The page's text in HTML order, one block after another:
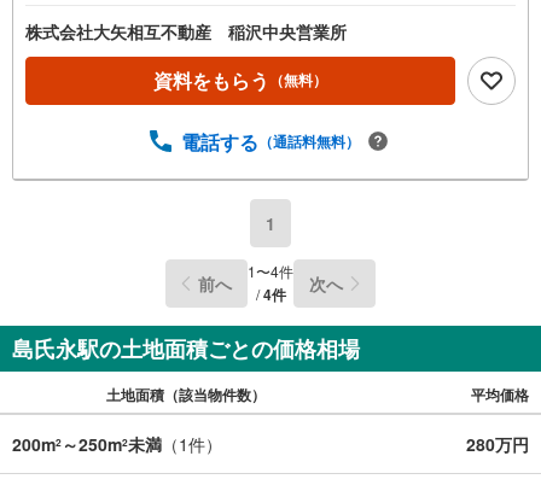
株式会社大矢相互不動産 稲沢中央営業所
資料をもらう （無料）
電話する （通話料無料）
1
前へ 1〜4件
/4件 次へ
島氏永駅の土地面積ごとの価格相場
土地面積（該当物件数） 平均価格
200m2 ～250m2未満 （1件） 280万円